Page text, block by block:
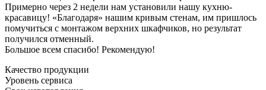
Примерно через 2 недели нам установили нашу кухню-
красавицу! «Благодаря» нашим кривым стенам, им пришлось
помучиться с монтажом верхних шкафчиков, но результат
получился отменный.
Большое всем спасибо! Рекомендую!
Качество продукции
Уровень сервиса